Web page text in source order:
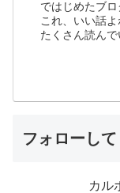
ではじめたブロ
これ、いい話よ
たくさん読んで
フォローし
カル